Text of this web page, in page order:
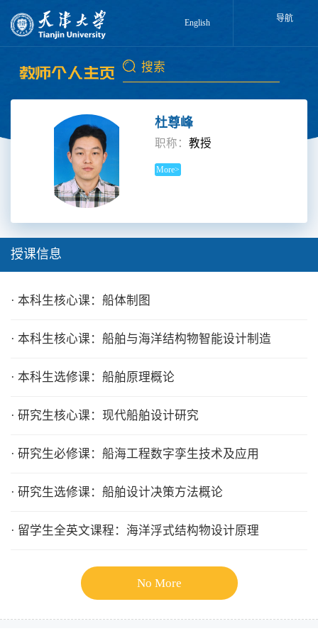
English 导航
杜尊峰
职称：教授
More>
授课信息
· 本科生核心课：船体制图
· 本科生核心课：船舶与海洋结构物智能设计制造
· 本科生选修课：船舶原理概论
· 研究生核心课：现代船舶设计研究
· 研究生必修课：船海工程数字孪生技术及应用
· 研究生选修课：船舶设计决策方法概论
· 留学生全英文课程：海洋浮式结构物设计原理
No More